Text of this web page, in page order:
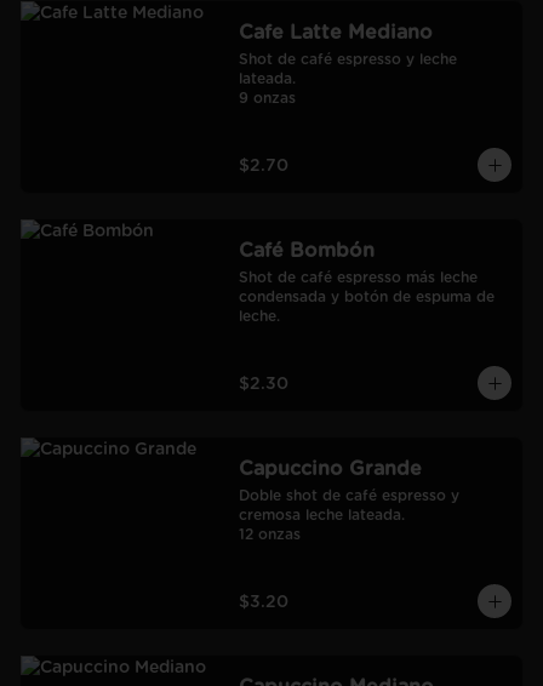
Cafe Latte Mediano
Shot de café espresso y leche
lateada.
9 onzas
$2.70
Café Bombón
Shot de café espresso más leche
condensada y botón de espuma de
leche.
$2.30
Capuccino Grande
Doble shot de café espresso y
cremosa leche lateada.
12 onzas
$3.20